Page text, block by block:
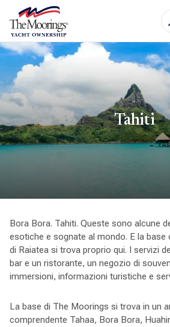
Tahiti
Bora Bora. Tahiti. Queste sono alcune
esotiche e sognate al mondo. E la
di Raiatea si trova proprio qui. I servizi
bar e un ristorante, un negozio di
immersioni, informazioni turistiche e
La base di The Moorings si trova in un
comprendente Tahaa, Bora Bora,